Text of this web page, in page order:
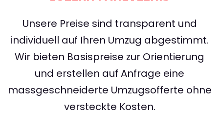
Unsere Preise sind transparent und
individuell auf Ihren Umzug abgestimmt.
Wir bieten Basispreise zur Orientierung
und erstellen auf Anfrage eine
massgeschneiderte Umzugsofferte ohne
versteckte Kosten.